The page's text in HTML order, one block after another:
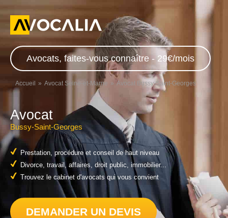
Avocats, faites-vous connaître - 29€/mois
Accueil Avocat Seine-et-Marne Avocat Bussy-Saint-Georges
Avocat
Bussy-Saint-Georges
Prestation, procédure et conseil de haut niveau
Divorce, travail, affaires, droit public, immobilier...
Trouvez le cabinet d'avocats qui vous convient
DEMANDER UN DEVIS